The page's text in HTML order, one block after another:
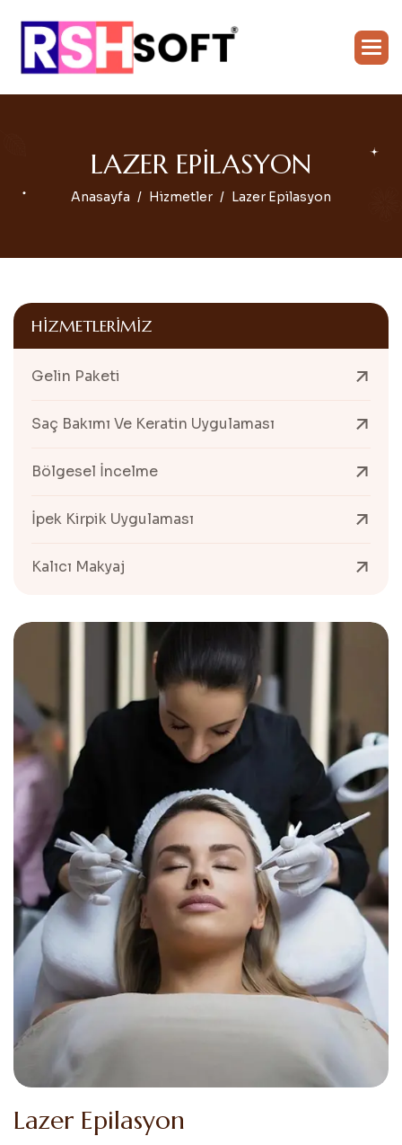
LAZER EPILASYON
Anasayfa Hizmetler Lazer Epilasyon
HIZMETLERIMIZ
Gelin Paketi
Saç Bakımı Ve Keratin Uygulaması
Bölgesel İncelme
İpek Kirpik Uygulaması
Kalıcı Makyaj
Lazer Epilasyon